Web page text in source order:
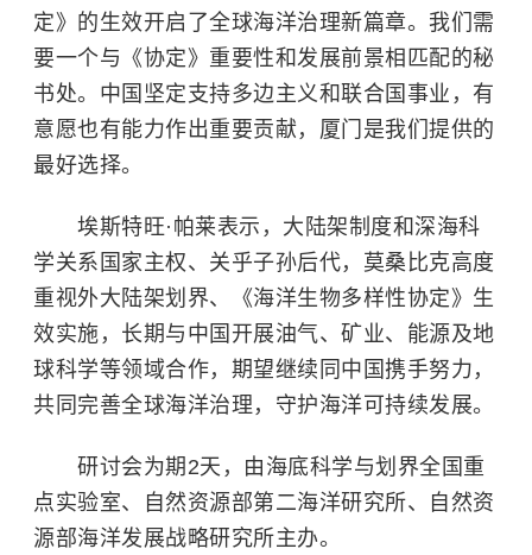
定》的生效开启了全球海洋治理新篇章。我们需
要一个与《协定》重要性和发展前景相匹配的秘
书处。中国坚定支持多边主义和联合国事业，有
意愿也有能力作出重要贡献，厦门是我们提供的
最好选择。
埃斯特旺·帕莱表示，大陆架制度和深海科
学关系国家主权、关乎子孙后代，莫桑比克高度
重视外大陆架划界、《海洋生物多样性协定》生
效实施，长期与中国开展油气、矿业、能源及地
球科学等领域合作，期望继续同中国携手努力，
共同完善全球海洋治理，守护海洋可持续发展。
研讨会为期2天，由海底科学与划界全国重
点实验室、自然资源部第二海洋研究所、自然资
源部海洋发展战略研究所主办。